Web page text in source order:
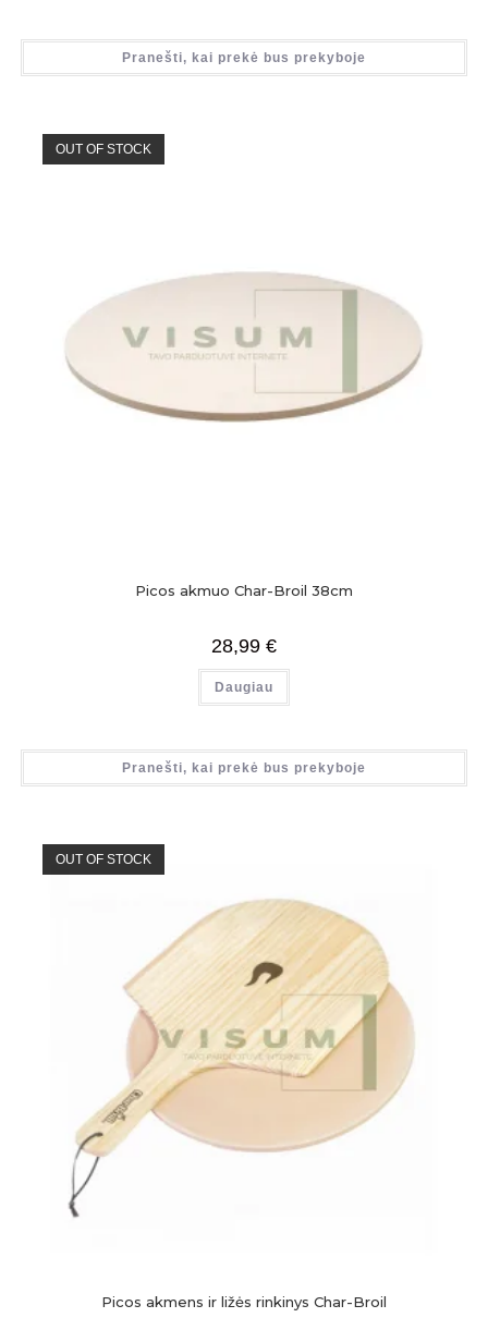
Pranešti, kai prekė bus prekyboje
OUT OF STOCK
Picos akmuo Char-Broil 38cm
28,99 €
Daugiau
Pranešti, kai prekė bus prekyboje
OUT OF STOCK
Picos akmens ir ližės rinkinys Char-Broil